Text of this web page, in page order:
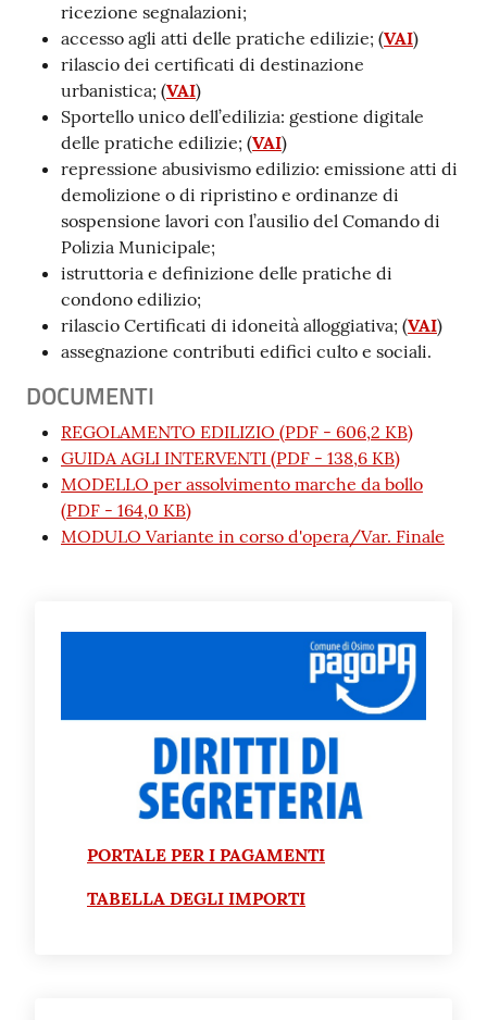
ricezione segnalazioni;
accesso agli atti delle pratiche edilizie; (VAI)
rilascio dei certificati di destinazione
urbanistica; (VAI)
Sportello unico dell’edilizia: gestione digitale
delle pratiche edilizie; (VAI)
repressione abusivismo edilizio: emissione atti di
demolizione o di ripristino e ordinanze di
sospensione lavori con l’ausilio del Comando di
Polizia Municipale;
istruttoria e definizione delle pratiche di
condono edilizio;
rilascio Certificati di idoneità alloggiativa; (VAI)
assegnazione contributi edifici culto e sociali.
DOCUMENTI
REGOLAMENTO EDILIZIO (PDF - 606,2 KB)
GUIDA AGLI INTERVENTI (PDF - 138,6 KB)
MODELLO per assolvimento marche da bollo
(PDF - 164,0 KB)
MODULO Variante in corso d'opera/Var. Finale
PORTALE PER I PAGAMENTI
TABELLA DEGLI IMPORTI